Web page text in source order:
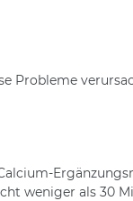
Probleme
weniger als 30